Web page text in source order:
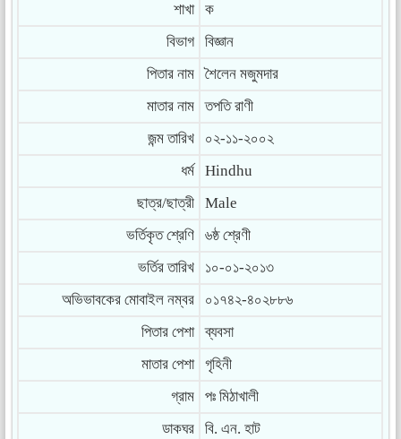
শাখা
ক
বিভাগ
বিজ্ঞান
পিতার নাম
শৈলেন মজুমদার
মাতার নাম
তপতি রাণী
জন্ম তারিখ
০২-১১-২০০২
ধর্ম
Hindhu
ছাত্র/ছাত্রী
Male
ভর্তিকৃত শ্রেণি
৬ষ্ঠ শ্রেণী
ভর্তির তারিখ
১০-০১-২০১৩
অভিভাবকের মোবাইল নম্বর
০১৭৪২-৪০২৮৮৬
পিতার পেশা
ব্যবসা
মাতার পেশা
গৃহিনী
গ্রাম
পঃ মিঠাখালী
ডাকঘর
বি. এন. হাট